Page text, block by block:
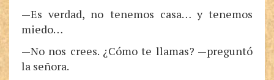
—Es verdad, no tenemos casa… y tenemos
miedo…
—No nos crees. ¿Cómo te llamas? —preguntó
la señora.